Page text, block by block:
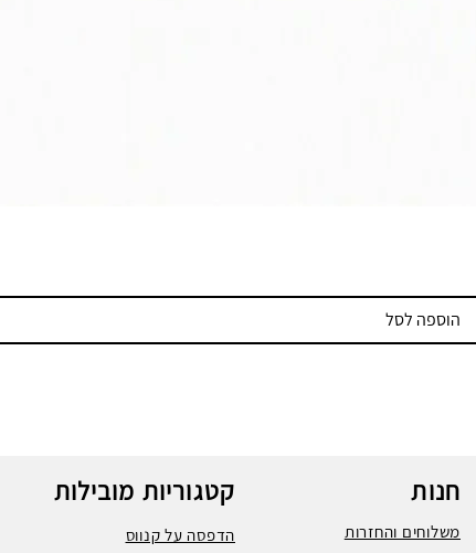
הוספה לסל
קטגוריות מובילות
הדפסה על קנווס
חנות
משלוחים והחזרות